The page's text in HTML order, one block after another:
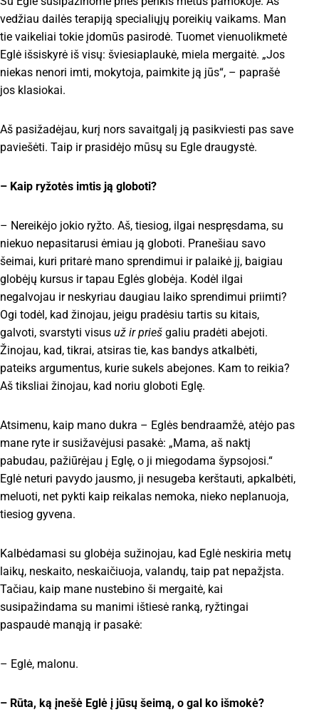
vedžiau dailės terapiją specialiųjų poreikių vaikams. Man
tie vaikeliai tokie įdomūs pasirodė. Tuomet vienuolikmetė
Eglė išsiskyrė iš visų: šviesiaplaukė, miela mergaitė. „Jos
niekas nenori imti, mokytoja, paimkite ją jūs“, – paprašė
jos klasiokai.
Aš pasižadėjau, kurį nors savaitgalį ją pasikviesti pas save
paviešėti. Taip ir prasidėjo mūsų su Egle draugystė.
– Kaip ryžotės imtis ją globoti?
– Nereikėjo jokio ryžto. Aš, tiesiog, ilgai nespręsdama, su
niekuo nepasitarusi ėmiau ją globoti. Pranešiau savo
šeimai, kuri pritarė mano sprendimui ir palaikė jį, baigiau
globėjų kursus ir tapau Eglės globėja. Kodėl ilgai
negalvojau ir neskyriau daugiau laiko sprendimui priimti?
Ogi todėl, kad žinojau, jeigu pradėsiu tartis su kitais,
galvoti, svarstyti visus už ir prieš galiu pradėti abejoti.
Žinojau, kad, tikrai, atsiras tie, kas bandys atkalbėti,
pateiks argumentus, kurie sukels abejones. Kam to reikia?
Aš tiksliai žinojau, kad noriu globoti Eglę.
Atsimenu, kaip mano dukra – Eglės bendraamžė, atėjo pas
mane ryte ir susižavėjusi pasakė: „Mama, aš naktį
pabudau, pažiūrėjau į Eglę, o ji miegodama šypsojosi.“
Eglė neturi pavydo jausmo, ji nesugeba kerštauti, apkalbėti,
meluoti, net pykti kaip reikalas nemoka, nieko neplanuoja,
tiesiog gyvena.
Kalbėdamasi su globėja sužinojau, kad Eglė neskiria metų
laikų, neskaito, neskaičiuoja, valandų, taip pat nepažįsta.
Tačiau, kaip mane nustebino ši mergaitė, kai
susipažindama su manimi ištiesė ranką, ryžtingai
paspaudė manąją ir pasakė:
– Eglė, malonu.
– Rūta, ką įnešė Eglė į jūsų šeimą, o gal ko išmokė?